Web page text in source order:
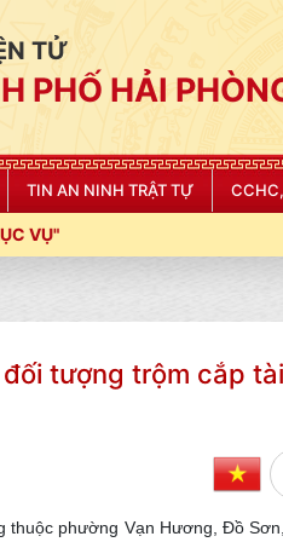
TỬ
PHỐ HẢI
TIN AN NINH TRẬT TỰ
tượng trộm cắp
thuộc phường Vạn Hương, Đồ